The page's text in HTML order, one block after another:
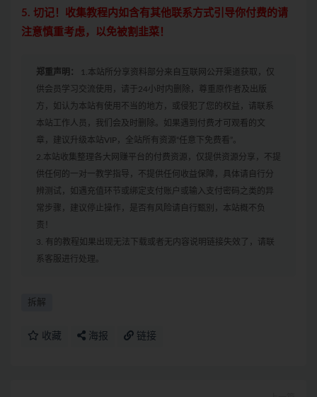
5. 切记！收集教程内如含有其他联系方式引导你付费的请
注意慎重考虑，以免被割韭菜！
郑重声明：
1.本站所分享资料部分来自互联网公开渠道获取，仅
供会员学习交流使用，请于24小时内删除，尊重原作者及出版
方，如认为本站有使用不当的地方，或侵犯了您的权益，请联系
本站工作人员，我们会及时删除。如果遇到付费才可观看的文
章，建议升级本站VIP，全站所有资源“任意下免费看”。
2.本站收集整理各大网赚平台的付费资源，仅提供资源分享，不提
供任何的一对一教学指导，不提供任何收益保障，具体请自行分
辨测试，如遇充值环节或绑定支付账户或输入支付密码之类的异
常步骤，建议停止操作，是否有风险请自行甄别，本站概不负
责！
3. 有的教程如果出现无法下载或者无内容说明链接失效了，请联
系客服进行处理。
拆解
收藏 海报 链接